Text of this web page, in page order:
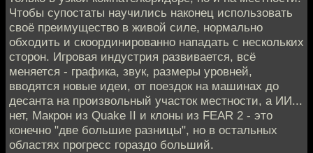
Чтобы супостаты научились наконец использовать
своё преимущество в живой силе, нормально
обходить и скоординированно нападать с нескольких
сторон. Игровая индустрия развивается, всё
меняется - графика, звук, размеры уровней,
вводятся новые идеи, от поездок на машинах до
десанта на произвольный участок местности, а ИИ...
нет, Макрон из Quake II и клоны из FEAR 2 - это
конечно "две большие разницы", но в остальных
областях прогресс гораздо больший.